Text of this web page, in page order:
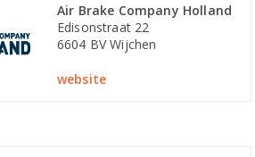
Air Brake Company Holland
Edisonstraat 22
6604 BV Wijchen
website